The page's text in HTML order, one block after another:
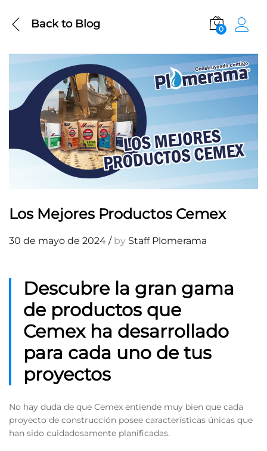
Back toBlog 0
Los Mejores Productos Cemex
30 de mayo de 2024 /by Staff Plomerama
Descubre la gran gama
de productos que
Cemex ha desarrollado
para cada uno de tus
proyectos
No hay duda de que Cemex entiende muy bien que cada
proyecto de construcción posee características únicas que
han sido cuidadosamente planificadas.